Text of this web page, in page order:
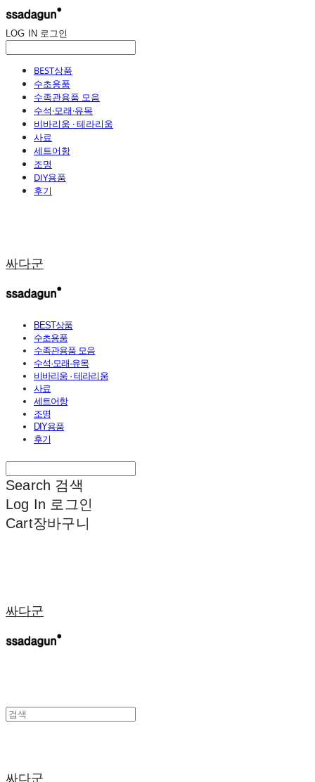
LOG IN 로그인
BEST상품
수초용품
수족관용품 모음
수석·모래·유목
비바리움 · 테라리움
사료
세트어항
조명
DIY용품
후기
싸다군
BEST상품
수초용품
수족관용품 모음
수석·모래·유목
비바리움 · 테라리움
사료
세트어항
조명
DIY용품
후기
Search 검색
Log In 로그인
Cart장바구니
싸다군
싸다군